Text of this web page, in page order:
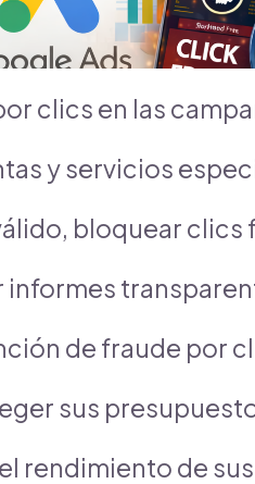
clics en las
y servicios
bloquear clics
de fraude por
sus
rendimiento de